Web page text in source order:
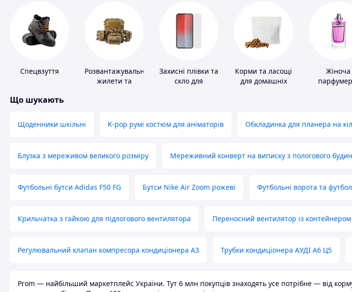
Спецвзуття
Розвантажувальні
жилети та
Захисні плівки та
скло для
Корми та ласощі
для домашніх
Жіноча
Що шукають
Щоденники шкільні K-pop румі костюм для аніматорів Обкладинка для планера на
Блузка з мереживом великого розміру Мереживний конверт на виписку з пологового
Футбольні бутси Adidas F50 FG Бутси Nike Air Zoom рожеві Футбольні ворота та
Крильчатка з гайкою для підлогового вентилятора Переносний вентилятор із
Регулювальний клапан компресора кондиціонера А3 Трубки кондиціонера АУДІ А6 Ц5
Prom — найбільший маркетплейс України. Тут 6 млн покупців знаходять усе потрібне — від